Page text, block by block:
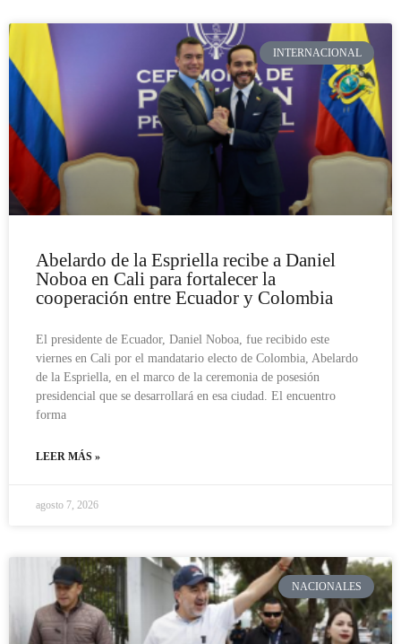
INTERNACIONAL
Abelardo de la Espriella recibe a Daniel
Noboa en Cali para fortalecer la
cooperación entre Ecuador y Colombia
El presidente de Ecuador, Daniel Noboa, fue recibido este
viernes en Cali por el mandatario electo de Colombia, Abelardo
de la Espriella, en el marco de la ceremonia de posesión
presidencial que se desarrollará en esa ciudad. El encuentro
forma
LEER MÁS »
agosto 7, 2026
NACIONALES